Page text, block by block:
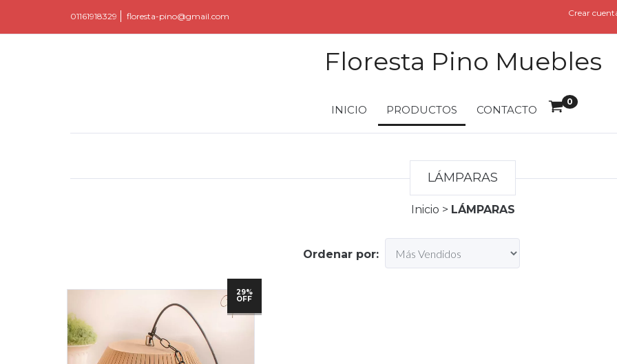
01161918329 floresta-pino@gmail.com Crear
Floresta Pino Muebles
INICIO PRODUCTOS CONTACTO
0
LÁMPARAS
Inicio > LÁMPARAS
Ordenar por:
29%
OFF